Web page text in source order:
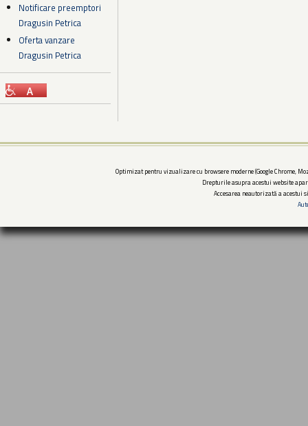
Notificare preemptori
Dragusin Petrica
Oferta vanzare
Dragusin Petrica
Optimizat pentru vizualizare cu browsere moderne (Google Chrome,
Drepturile asupra acestui website
Accesarea neautorizată a acestui